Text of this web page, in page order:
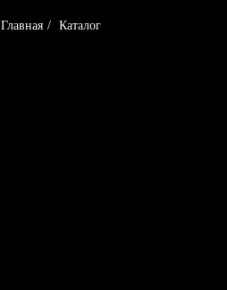
Главная / Каталог